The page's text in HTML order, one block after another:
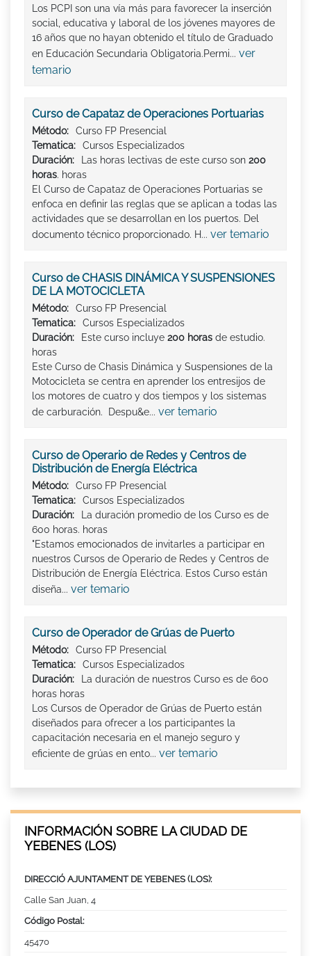
Los PCPI son una vía más para favorecer la inserción
social, educativa y laboral de los jóvenes mayores de
16 años que no hayan obtenido el título de Graduado
en Educación Secundaria Obligatoria.Permi... ver
temario
Curso de Capataz de Operaciones Portuarias
Método:
Curso FP Presencial
Tematica:
Cursos Especializados
Duración:
Las horas lectivas de este curso son 200
horas. horas
El Curso de Capataz de Operaciones Portuarias se
enfoca en definir las reglas que se aplican a todas las
actividades que se desarrollan en los puertos. Del
documento técnico proporcionado. H... ver temario
Curso de CHASIS DINÁMICA Y SUSPENSIONES
DE LA MOTOCICLETA
Método:
Curso FP Presencial
Tematica:
Cursos Especializados
Duración:
Este curso incluye 200 horas de estudio.
horas
Este Curso de Chasis Dinámica y Suspensiones de la
Motocicleta se centra en aprender los entresijos de
los motores de cuatro y dos tiempos y los sistemas
de carburación. Despu&e... ver temario
Curso de Operario de Redes y Centros de
Distribución de Energía Eléctrica
Método:
Curso FP Presencial
Tematica:
Cursos Especializados
Duración:
La duración promedio de los Curso es de
600 horas. horas
"Estamos emocionados de invitarles a participar en
nuestros Cursos de Operario de Redes y Centros de
Distribución de Energía Eléctrica. Estos Curso están
diseña... ver temario
Curso de Operador de Grúas de Puerto
Método:
Curso FP Presencial
Tematica:
Cursos Especializados
Duración:
La duración de nuestros Curso es de 600
horas horas
Los Cursos de Operador de Grúas de Puerto están
diseñados para ofrecer a los participantes la
capacitación necesaria en el manejo seguro y
eficiente de grúas en ento... ver temario
INFORMACIÓN SOBRE LA CIUDAD DE
YEBENES (LOS)
DIRECCIÓ AJUNTAMENT DE YEBENES (LOS):
Calle San Juan, 4
Código Postal:
45470